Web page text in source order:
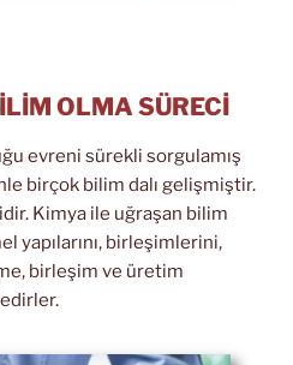
OLMA SÜRECİ
evreni sürekli sorgulamış
birçok bilim dalı gelişmiştir.
Kimya ile uğraşan bilim
yapılarını, birleşimlerini,
birleşim ve üretim